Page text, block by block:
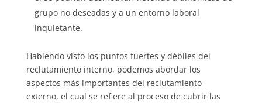
grupo no deseadas y a un entorno laboral
inquietante.
Habiendo visto los puntos fuertes y débiles del
reclutamiento interno, podemos abordar los
aspectos más importantes del reclutamiento
externo, el cual se refiere al proceso de cubrir las